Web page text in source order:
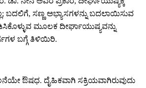
ಬದಲಿಗೆ, ಸಣ್ಣ ಅಭ್ಯಾಸಗಳನ್ನು ಬದಲಾಯಿಸುವ
ಮೂಲಕ ದೀರ್ಘಾಯುಷ್ಯವನ್ನು
ಬಗ್ಗೆ ತಿಳಿಯಿರಿ.
ಔಷಧ. ದೈಹಿಕವಾಗಿ ಸಕ್ರಿಯವಾಗಿರುವುದು